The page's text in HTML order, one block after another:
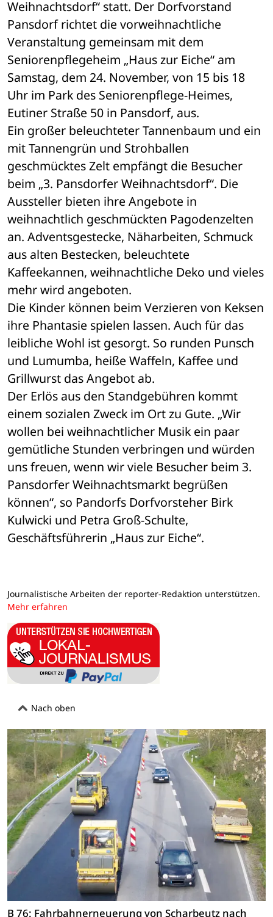
Weihnachtsdorf“ statt. Der Dorfvorstand
Pansdorf richtet die vorweihnachtliche
Veranstaltung gemeinsam mit dem
Seniorenpflegeheim „Haus zur Eiche“ am
Samstag, dem 24. November, von 15 bis 18
Uhr im Park des Seniorenpflege-Heimes,
Eutiner Straße 50 in Pansdorf, aus.
Ein großer beleuchteter Tannenbaum und ein
mit Tannengrün und Strohballen
geschmücktes Zelt empfängt die Besucher
beim „3. Pansdorfer Weihnachtsdorf“. Die
Aussteller bieten ihre Angebote in
weihnachtlich geschmückten Pagodenzelten
an. Adventsgestecke, Näharbeiten, Schmuck
aus alten Bestecken, beleuchtete
Kaffeekannen, weihnachtliche Deko und vieles
mehr wird angeboten.
Die Kinder können beim Verzieren von Keksen
ihre Phantasie spielen lassen. Auch für das
leibliche Wohl ist gesorgt. So runden Punsch
und Lumumba, heiße Waffeln, Kaffee und
Grillwurst das Angebot ab.
Der Erlös aus den Standgebühren kommt
einem sozialen Zweck im Ort zu Gute. „Wir
wollen bei weihnachtlicher Musik ein paar
gemütliche Stunden verbringen und würden
uns freuen, wenn wir viele Besucher beim 3.
Pansdorfer Weihnachtsmarkt begrüßen
können“, so Pandorfs Dorfvorsteher Birk
Kulwicki und Petra Groß-Schulte,
Geschäftsführerin „Haus zur Eiche“.
Journalistische Arbeiten der reporter-Redaktion unterstützen.
Mehr erfahren
Nach oben
B 76: Fahrbahnerneuerung von Scharbeutz nach